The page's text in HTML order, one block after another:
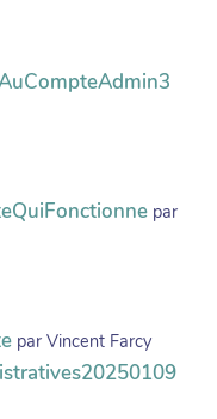
par
par Vincent Farcy